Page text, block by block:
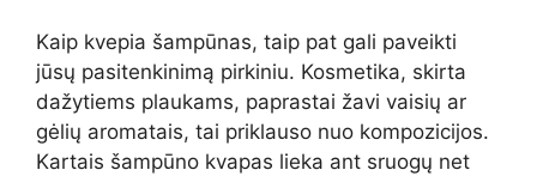
Kaip kvepia šampūnas, taip pat gali paveikti
jūsų pasitenkinimą pirkiniu. Kosmetika, skirta
dažytiems plaukams, paprastai žavi vaisių ar
gėlių aromatais, tai priklauso nuo kompozicijos.
Kartais šampūno kvapas lieka ant sruogų net